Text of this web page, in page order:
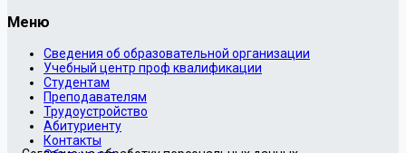
Меню
Сведения об образовательной организации
Учебный центр проф квалификации
Студентам
Преподавателям
Трудоустройство
Абитуриенту
Контакты